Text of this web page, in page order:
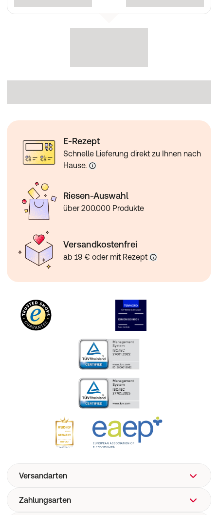
E-Rezept
Schnelle Lieferung direkt zu Ihnen nach
Hause.
Riesen-Auswahl
über 200.000 Produkte
Versandkostenfrei
ab 19 € oder mit Rezept
Versandarten
Zahlungsarten